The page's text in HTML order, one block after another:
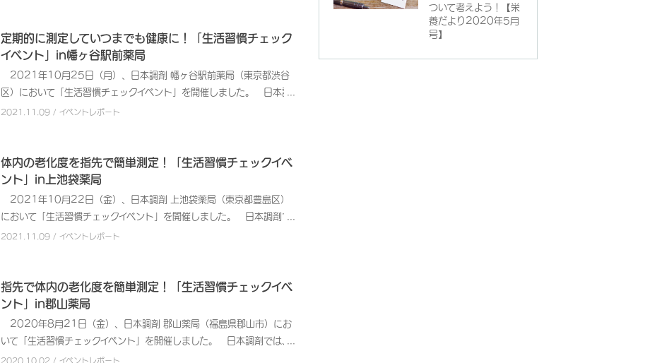
健康について考える良いきっかけとなったようです。
ご説明しました。またお薬に関するご相談を受け付けるブースを設置
し、お持ちいただいたお薬手帳を見ながら、日ごろ使っているお薬につ
いて、個別にご質問にお答えしました。 本イベントは年に2回、定期
的に開催しており、今回ご参加いただいた方は全員がリピーターの方で
した。 イベント後、ご参加者からは「前回の測定結果と比較すること
張っていきたい」といったご感想が寄せられ、ご自身の健康について考
える良いきっかけとなったようです。また、スタッフに「ありがとう」
と感謝のお言葉を掛けてくださる方も多数いらっしゃいました。 ⽇本
調剤では、医療サービスを提供する企業として、今後も地域の皆さまへ
お薬や健康管理に関する情報提供の機会を積極的に設けていきます。
いたしました。 日本調剤では、地域社会に貢献する医療サービス提供
企業として、地域住民の皆さまの健康維持・管理、未病意識の向上など
を目的とした健康イベントを開催しています。また、自主開催以外の各
種健康関連イベントにも積極的に参画して、健康に関する活動に取り組
んでいます。 当日は、新型コロナウイルス感染予防のため、ご参加者
チェックができる各種測定機器を揃えて、「体組成測定」「AGEs（エ
ージーイー：最終糖化産物）測定」「血管年齢測定」「握力測定」の4
つの測定を実施し、測定後にはお一人おひとりに結果をフィードバック
しました。またお薬に関するご相談を受け付けるブースを設置し、お持
人を誘ってご参加された方もいらっしゃいました。 ご参加者からは
「以前の結果を踏まえ、体の状態がどのように変化しているか知ること
いつも楽しみにしている」と好評のお声をいただきました。 日本調剤
では、医療サービスを提供する企業として、今後も地域の皆さまへお薬
定期的に測定していつまでも健康に！「生活習慣チェック
イベント」in幡ヶ谷駅前薬局
2021年10月25日（月）、日本調剤 幡ヶ谷駅前薬局（東京都渋谷
区）において「生活習慣チェックイベント」を開催しました。 日本調
剤では、地域社会に貢献する医療サービス提供企業として、地域住民の
積極的に参画して、健康に関する啓発活動に取り組んでいます。 今回
幡ヶ谷駅前薬局店内では、新型コロナウイルス感染予防として、来場さ
れた方に対しマスクの着用や手指消毒のお願い、計測に使用する備品の
消毒などできる限りの対策を講じた上で、「AGEs（エージーイー：最
センサーにたった数十秒かざすだけで簡単に測定することができます。
また、測定とあわせて、チェックシートを用いて生活習慣を振り返りな
がら糖尿病のかかりやすさやリスクのチェックも実施。その後、結果に
基づいて管理栄養士から生活習慣のアドバイスや栄養相談・健康相談を
2021.11.09 / イベントレポート
体内の老化度を指先で簡単測定！「生活習慣チェックイベ
ント」in上池袋薬局
2021年10月22日（金）、日本調剤 上池袋薬局（東京都豊島区）
において「生活習慣チェックイベント」を開催しました。 日本調剤で
は、地域社会に貢献する医療サービス提供企業として、地域住民の皆さ
的に参画して、健康に関する啓発活動に取り組んでいます。 今回上池
袋薬局店内では、新型コロナウイルス感染予防として、来場された方に
対しマスクの着用や手指消毒のお願い、計測に使用する備品の消毒など
できる限りの対策を講じた上で、「AGEs（エージーイー：最終糖化産
2021.11.09 / イベントレポート
指先で体内の老化度を簡単測定！「生活習慣チェックイベ
ント」in郡山薬局
2020年8月21日（金）、日本調剤 郡山薬局（福島県郡山市）にお
いて「生活習慣チェックイベント」を開催しました。 日本調剤では、
地域社会に貢献する医療サービス提供企業として、地域住民の皆さまの
2020.10.02 / イベントレポート
ついて考えよう！【栄
養だより2020年5月
号】